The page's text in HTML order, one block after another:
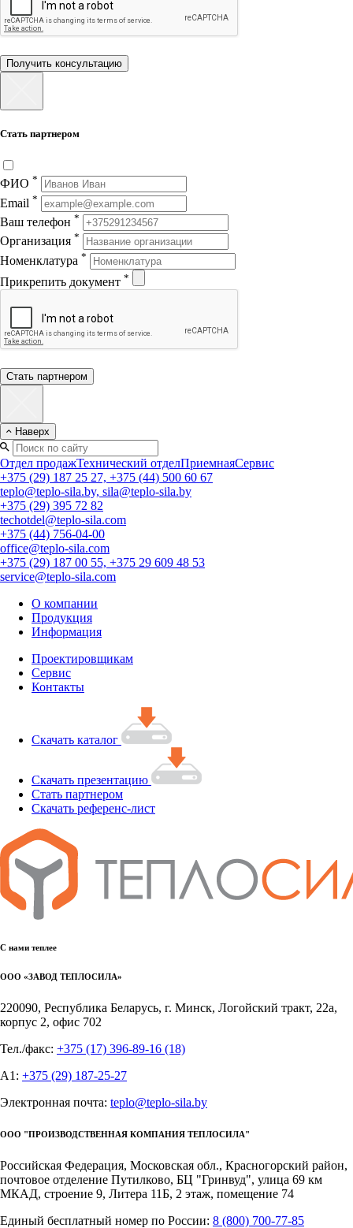
Получить консультацию
Стать партнером
ФИО *
Email *
Ваш телефон *
Организация *
Номенклатура *
Прикрепить документ *
Стать партнером
Наверх
Отдел продажТехнический отделПриемнаяСервис
+375 (29) 187 25 27, +375 (44) 500 60 67
teplo@teplo-sila.by, sila@teplo-sila.by
+375 (29) 395 72 82
techotdel@teplo-sila.com
+375 (44) 756-04-00
office@teplo-sila.com
+375 (29) 187 00 55, +375 29 609 48 53
service@teplo-sila.com
О компании
Продукция
Информация
Проектировщикам
Сервис
Контакты
Скачать каталог
Скачать презентацию
Стать партнером
Скачать референс-лист
С нами теплее
ООО «ЗАВОД ТЕПЛОСИЛА»
220090, Республика Беларусь, г. Минск, Логойский тракт, 22а,
корпус 2, офис 702
Тел./факс: +375 (17) 396-89-16 (18)
А1: +375 (29) 187-25-27
Электронная почта: teplo@teplo-sila.by
ООО "ПРОИЗВОДСТВЕННАЯ КОМПАНИЯ ТЕПЛОСИЛА"
Российская Федерация, Московская обл., Красногорский район,
почтовое отделение Путилково, БЦ "Гринвуд", улица 69 км
МКАД, строение 9, Литера 11Б, 2 этаж, помещение 74
Единый бесплатный номер по России: 8 (800) 700-77-85